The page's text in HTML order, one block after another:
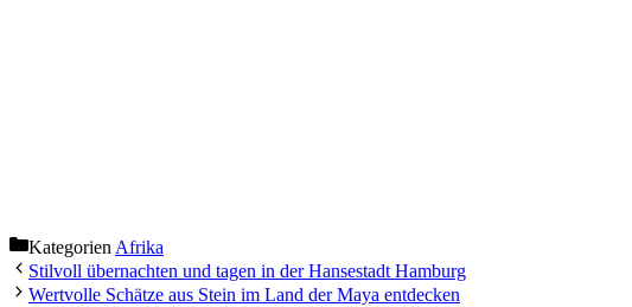
Kategorien Afrika
Stilvoll übernachten und tagen in der Hansestadt Hamburg
Wertvolle Schätze aus Stein im Land der Maya entdecken